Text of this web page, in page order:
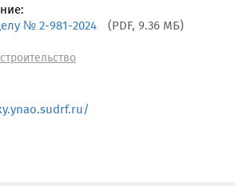
№ 2-981-2024 (PDF, 9.36 МБ)